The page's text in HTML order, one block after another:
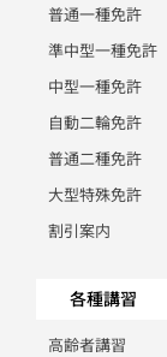
普通一種免許
準中型一種免許
中型一種免許
自動二輪免許
普通二種免許
大型特殊免許
割引案内
各種講習
高齢者講習